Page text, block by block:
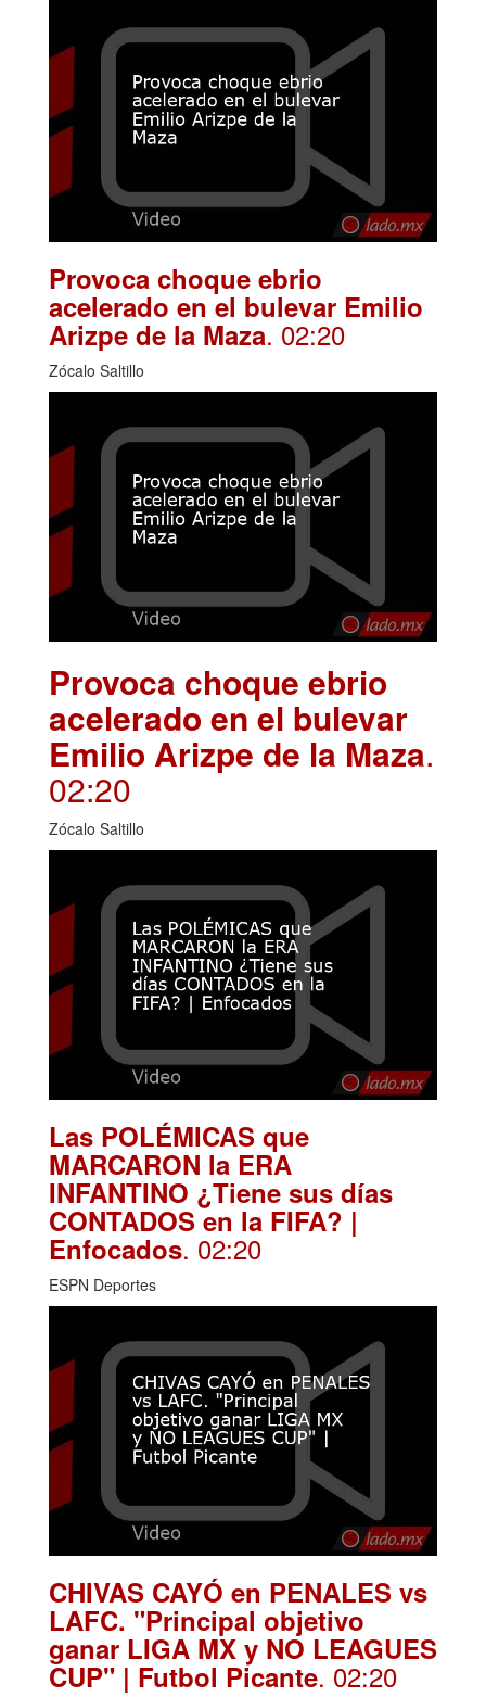
Provoca choque ebrio
acelerado en el bulevar Emilio
Arizpe de la Maza. 02:20
Zócalo Saltillo
Provoca choque ebrio
acelerado en el bulevar
Emilio Arizpe de la Maza.
02:20
Zócalo Saltillo
Las POLÉMICAS que
MARCARON la ERA
INFANTINO ¿Tiene sus días
CONTADOS en la FIFA? |
Enfocados. 02:20
ESPN Deportes
CHIVAS CAYÓ en PENALES vs
LAFC. "Principal objetivo
ganar LIGA MX y NO LEAGUES
CUP" | Futbol Picante. 02:20